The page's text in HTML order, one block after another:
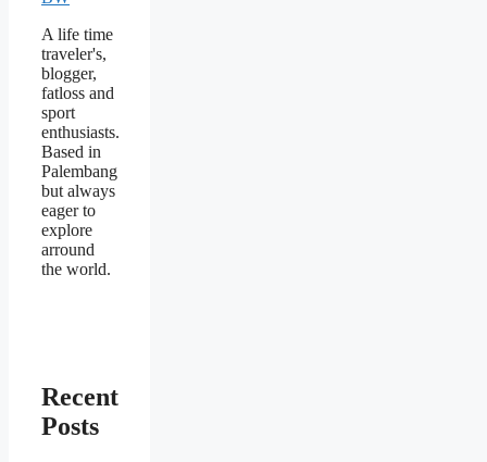
A life time
traveler's,
blogger,
fatloss and
sport
enthusiasts.
Based in
Palembang
but always
eager to
explore
arround
the world.
Recent
Posts